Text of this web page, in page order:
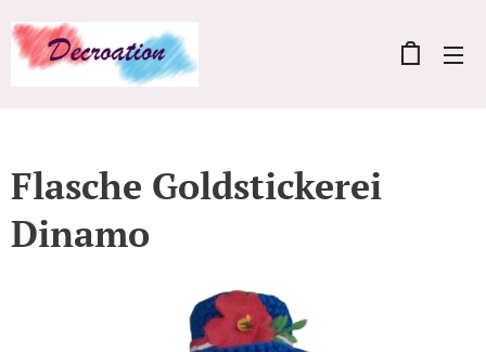
Flasche Goldstickerei
Dinamo